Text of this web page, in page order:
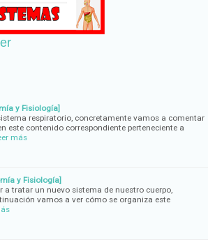
y Fisiología]
respiratorio, concretamente vamos a comentar
este contenido correspondiente perteneciente a
más
y Fisiología]
tratar un nuevo sistema de nuestro cuerpo,
vamos a ver cómo se organiza este